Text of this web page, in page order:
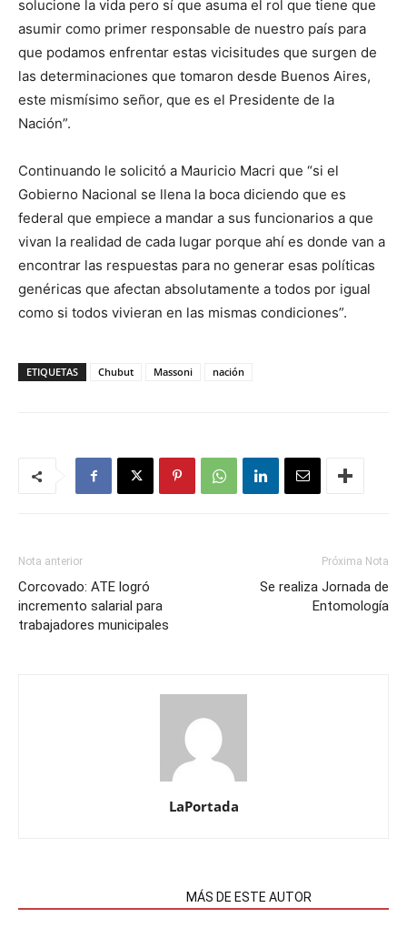
solucione la vida pero sí que asuma el rol que tiene que
asumir como primer responsable de nuestro país para
que podamos enfrentar estas vicisitudes que surgen de
las determinaciones que tomaron desde Buenos Aires,
este mismísimo señor, que es el Presidente de la
Nación”.
Continuando le solicitó a Mauricio Macri que “si el
Gobierno Nacional se llena la boca diciendo que es
federal que empiece a mandar a sus funcionarios a que
vivan la realidad de cada lugar porque ahí es donde van a
encontrar las respuestas para no generar esas políticas
genéricas que afectan absolutamente a todos por igual
como si todos vivieran en las mismas condiciones”.
ETIQUETAS Chubut Massoni nación
Nota anterior
Corcovado: ATE logró
incremento salarial para
trabajadores municipales
Próxima Nota
Se realiza Jornada de
Entomología
LaPortada
MÁS DE ESTE AUTOR